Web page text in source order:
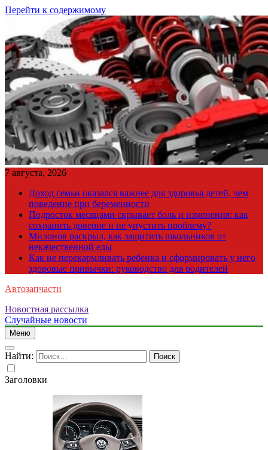
Перейти к содержимому
7 августа, 2026
Доход семьи оказался важнее для здоровья детей, чем
поведение при беременности
Подросток месяцами скрывает боль и изменения: как
сохранить доверие и не упустить проблему?
Милонов раскрыл, как защитить школьников от
некачественной еды
Как не перекармливать ребенка и сформировать у него
здоровые привычки: руководство для родителей
Автозапчасти
Новостная рассылка
Случайные новости
Меню
Найти:
Заголовки